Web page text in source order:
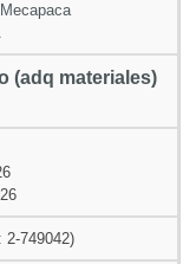
(adq materiales)
2-749042)